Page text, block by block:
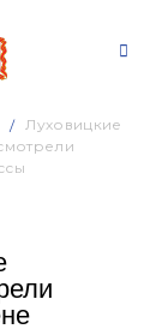
Луховицкие